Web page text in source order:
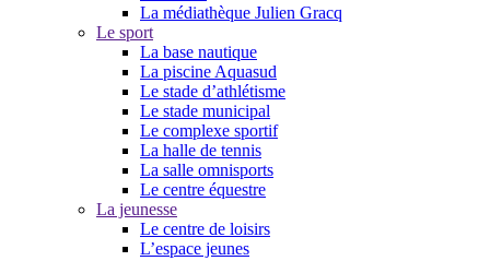
La médiathèque Julien Gracq
Le sport
La base nautique
La piscine Aquasud
Le stade d’athlétisme
Le stade municipal
Le complexe sportif
La halle de tennis
La salle omnisports
Le centre équestre
La jeunesse
Le centre de loisirs
L’espace jeunes